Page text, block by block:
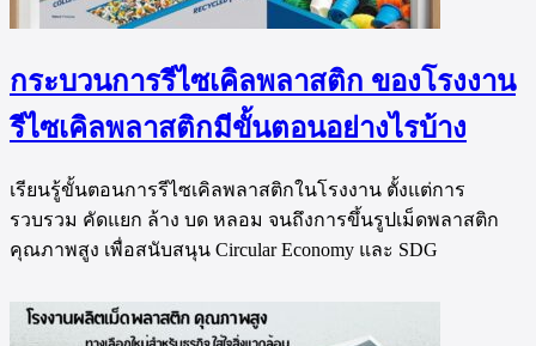
กระบวนการรีไซเคิลพลาสติก ของโรงงาน
รีไซเคิลพลาสติกมีขั้นตอนอย่างไรบ้าง
เรียนรู้ขั้นตอนการรีไซเคิลพลาสติกในโรงงาน ตั้งแต่การ
รวบรวม คัดแยก ล้าง บด หลอม จนถึงการขึ้นรูปเม็ดพลาสติก
คุณภาพสูง เพื่อสนับสนุน Circular Economy และ SDG